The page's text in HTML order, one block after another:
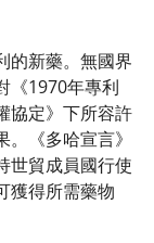
的新藥。無國界
《1970年專利
協定》下所容許
《多哈宣言》
世貿成員國行使
獲得所需藥物